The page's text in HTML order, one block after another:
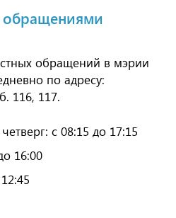
обращениями
обращений в мэрии
по адресу:
116, 117.
с 08:15 до 17:15
16:00